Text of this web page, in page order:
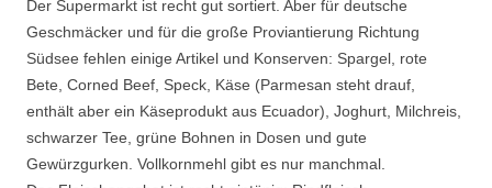
Der Supermarkt ist recht gut sortiert. Aber für deutsche
Geschmäcker und für die große Proviantierung Richtung
Südsee fehlen einige Artikel und Konserven: Spargel, rote
Bete, Corned Beef, Speck, Käse (Parmesan steht drauf,
enthält aber ein Käseprodukt aus Ecuador), Joghurt, Milchreis,
schwarzer Tee, grüne Bohnen in Dosen und gute
Gewürzgurken. Vollkornmehl gibt es nur manchmal.